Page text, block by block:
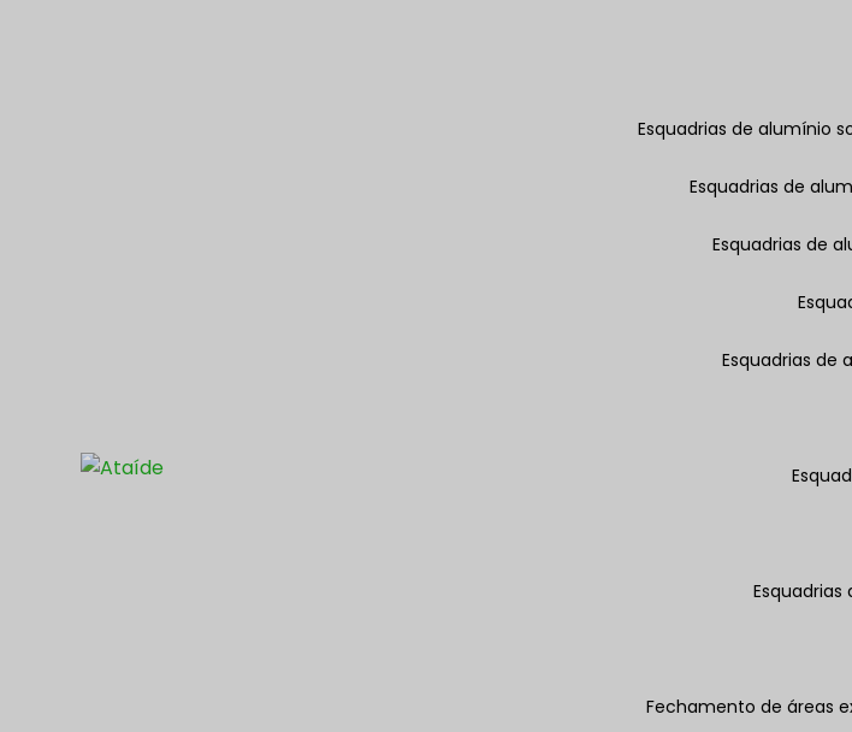
Esquadrias de alumínio
Esquadrias de
Esquadrias de
Esquadrias
Fechamento de áreas